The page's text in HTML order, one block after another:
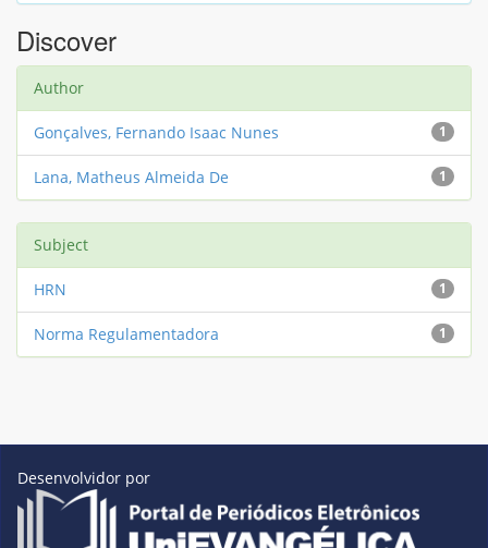
Discover
Author
1
Gonçalves, Fernando Isaac Nunes
1
Lana, Matheus Almeida De
Subject
1
HRN
1
Norma Regulamentadora
Desenvolvidor por